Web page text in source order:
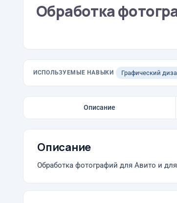
Обработка
ИСПОЛЬЗУЕМЫЕ НАВЫКИ Графический
Описание
Описание
Обработка фотографий для Авито и